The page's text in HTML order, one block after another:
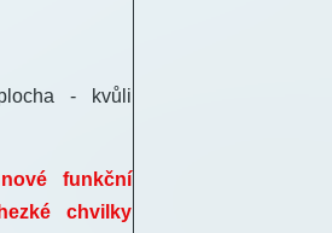
- kvůli
funkční
chvilky